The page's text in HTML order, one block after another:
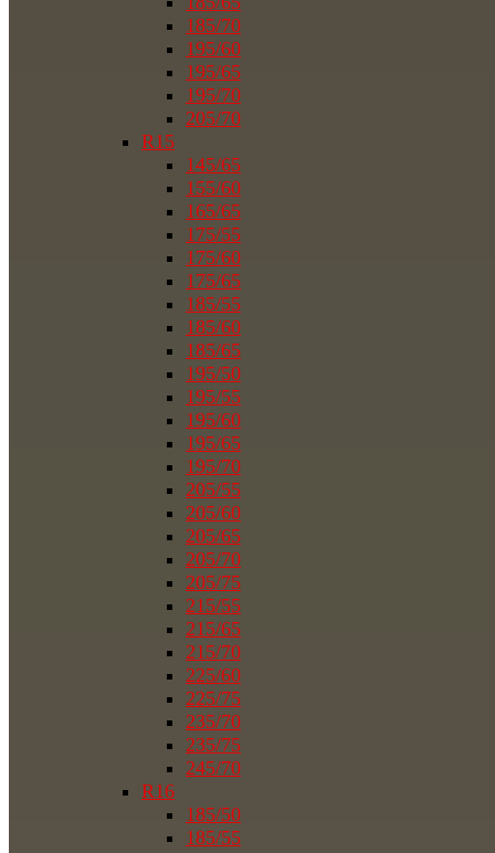
185/70
195/60
195/65
195/70
205/70
R15
145/65
155/60
165/65
175/55
175/60
175/65
185/55
185/60
185/65
195/50
195/55
195/60
195/65
195/70
205/55
205/60
205/65
205/70
205/75
215/55
215/65
215/70
225/60
225/75
235/70
235/75
245/70
R16
185/50
185/55